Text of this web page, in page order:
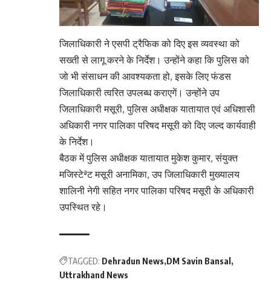
जिलाधिकारी ने एसपी ट्रैफिक को दिए इस व्यवस्था को
सख्ती से लागू करने के निर्देश। उन्होंने कहा कि पुलिस को
जो भी संसाधन की आवश्यकता हो, इसके लिए फंडस
जिलाधिकारी त्वरित उपलब्ध कराएगें। उन्होंने उप
जिलाधिकारी मसूरी, पुलिस अधीक्षक यातायात एवं अधिशासी
अधिकारी नगर पालिका परिषद मसूरी को दिए जल्द कार्यवाही
के निर्देश।
बैठक में पुलिस अधीक्षक यातायात मुकेश कुमार, संयुक्त
मजिस्टेªट मसूरी अनामिका, उप जिलाधिकारी मुख्यालय
शालिनी नेगी सहित नगर पालिका परिषद मसूरी के अधिकारी
उपस्थित रहे।
TAGGED: Dehradun News DM Savin Bansal
Uttrakhand News